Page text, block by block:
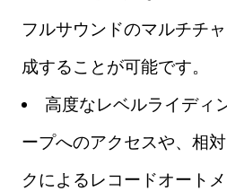
フルサウンドのマルチチ
成することが可能です。
高度なレベルライディ
ープへのアクセスや、相
クによるレコードオート